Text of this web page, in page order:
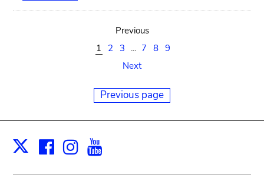
Previous
1
2 3 ... 7 8 9
Next
Previous page
X Facebook
Instagram